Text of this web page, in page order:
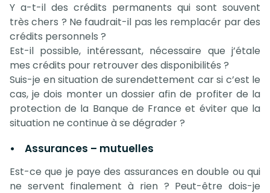
Y a-t-il des crédits permanents qui sont souvent
très chers ? Ne faudrait-il pas les remplacér par des
crédits personnels ?
Est-il possible, intéressant, nécessaire que j’étale
mes crédits pour retrouver des disponibilités ?
Suis-je en situation de surendettement car si c’est le
cas, je dois monter un dossier afin de profiter de la
protection de la Banque de France et éviter que la
situation ne continue à se dégrader ?
• Assurances – mutuelles
Est-ce que je paye des assurances en double ou qui
ne servent finalement à rien ? Peut-être dois-je